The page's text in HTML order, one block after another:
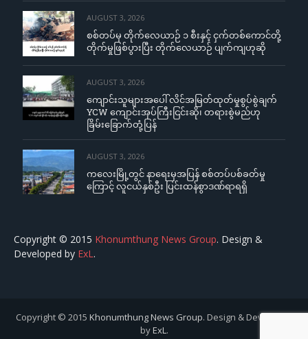
AUGUST 3, 2026
စစ်တပ်မှ တိုက်လေယာဉ် ၁ စီးနှင့် ငှက်တစ်ကောင်တို့
တိုက်မှုဖြစ်ပွားပြီး တိုက်လေယာဉ် ပျက်ကျဟုဆို
AUGUST 3, 2026
ကျောင်းသူများအပေါ် လိင်အမြတ်ထုတ်မှုစွပ်စွဲချက်
YCW ကျောင်းအုပ်ကြီးငြင်းဆို၊ တရားစွဲမည်ဟု
ခြိမ်းခြောက်တုံ့ပြန်
AUGUST 3, 2026
ကလေးမြို့တွင် နာရေးမှအပြန် စစ်တပ်ပစ်ခတ်မှု
ကြောင့် လူငယ်နှစ်ဦး ပြင်းထန်စွာဒဏ်ရာရရှိ
Copyright © 2015 Khonumthung News Group. Design &
Developed by ExL.
Copyright © 2015 Khonumthung News Group. Design & Developed
byExL.